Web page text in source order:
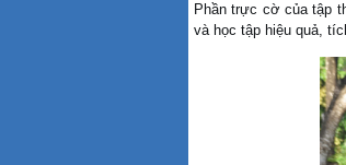
Phần trực cờ của tập
và học tập hiệu quả,